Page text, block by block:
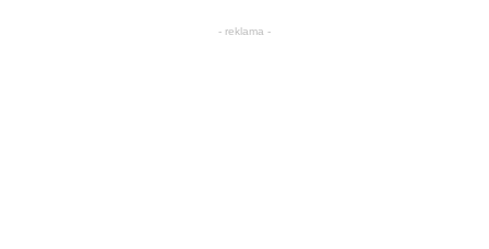
- reklama -